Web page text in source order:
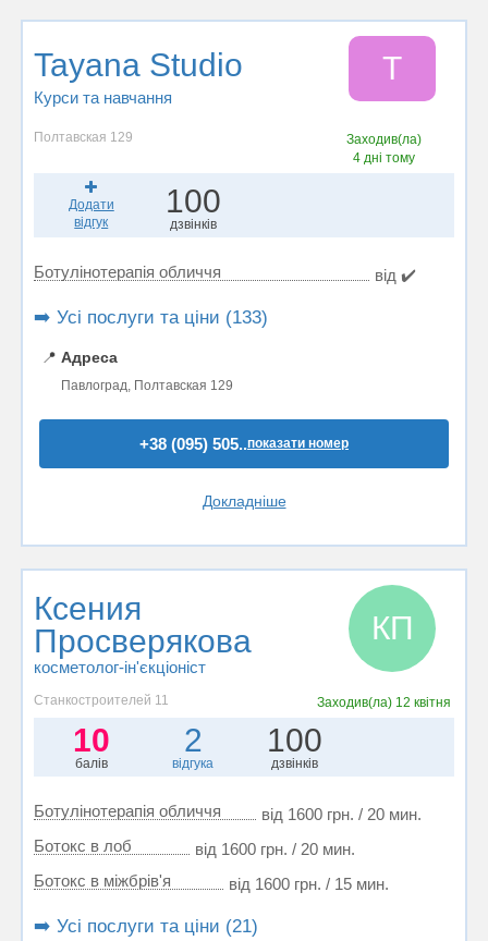
Tayana Studio
Курси та навчання
T
Полтавская 129
Заходив(ла)
4 дні тому
Додати
відгук
100
дзвінків
Ботулінотерапія обличчя від ✔️
➡️ Усі послуги та ціни (133)
📍 Адреса
Павлоград, Полтавская 129
+38 (095) 505..показати номер
Докладніше
Ксения
Просверякова
косметолог-ін'єкціоніст
КП
Станкостроителей 11 Заходив(ла) 12 квітня
10
балів
2
відгука
100
дзвінків
Ботулінотерапія обличчя
від 1600 грн. / 20 мин.
Ботокс в лоб
від 1600 грн. / 20 мин.
Ботокс в міжбрів'я
від 1600 грн. / 15 мин.
➡️ Усі послуги та ціни (21)